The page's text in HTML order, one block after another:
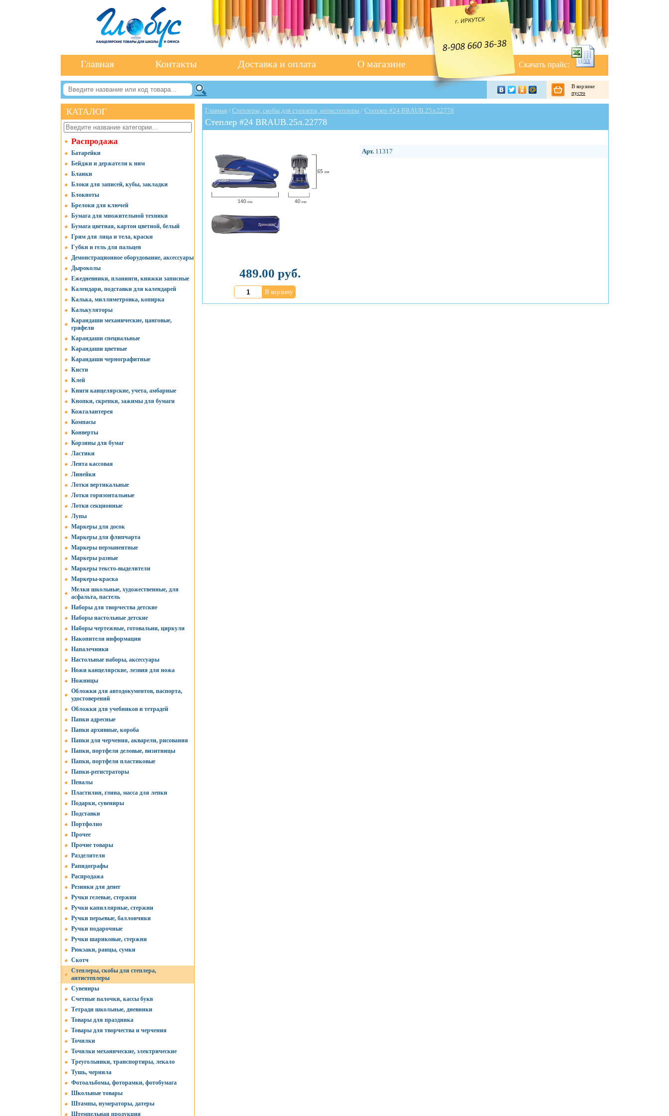
Скачать прайс:
Главная Контакты Доставка и оплата О магазине
В корзине
пусто
КАТАЛОГ
Распродажа
Батарейки
Бейджи и держатели к ним
Бланки
Блоки для записей, кубы, закладки
Блокноты
Брелоки для ключей
Бумага для множительной техники
Бумага цветная, картон цветной, белый
Грим для лица и тела, краски
Губки и гель для пальцев
Демонстрационное оборудование, аксессуары
Дыроколы
Ежедневники, планинги, книжки записные
Календари, подставки для календарей
Калька, миллиметровка, копирка
Калькуляторы
Карандаши механические, цанговые,
грифели
Карандаши специальные
Карандаши цветные
Карандаши чернографитные
Кисти
Клей
Книги канцелярские, учета, амбарные
Кнопки, скрепки, зажимы для бумаги
Кожгалантерея
Компасы
Конверты
Корзины для бумаг
Ластики
Лента кассовая
Линейки
Лотки вертикальные
Лотки горизонтальные
Лотки секционные
Лупы
Маркеры для досок
Маркеры для флипчарта
Маркеры перманентные
Маркеры разные
Маркеры тексто-выделители
Маркеры-краска
Мелки школьные, художественные, для
асфальта, пастель
Наборы для творчества детские
Наборы настольные детские
Наборы чертежные, готовальни, циркули
Накопители информации
Напалечники
Настольные наборы, аксессуары
Ножи канцелярские, лезвия для ножа
Ножницы
Обложки для автодокументов, паспорта,
удостоверений
Обложки для учебников и тетрадей
Папки адресные
Папки архивные, короба
Папки для черчения, акварели, рисования
Папки, портфели деловые, визитницы
Папки, портфели пластиковые
Папки-регистраторы
Пеналы
Пластилин, глина, масса для лепки
Подарки, сувениры
Подставки
Портфолио
Прочее
Прочие товары
Разделители
Рапидографы
Распродажа
Резинки для денег
Ручки гелевые, стержни
Ручки капиллярные, стержни
Ручки перьевые, баллончики
Ручки подарочные
Ручки шариковые, стержни
Рюкзаки, ранцы, сумки
Скотч
Степлеры, скобы для степлера,
антистеплеры
Сувениры
Счетные палочки, кассы букв
Тетради школьные, дневники
Товары для праздника
Товары для творчества и черчения
Точилки
Точилки механические, электрические
Треугольники, транспортиры, лекало
Тушь, чернила
Фотоальбомы, фоторамки, фотобумага
Школьные товары
Штампы, нумераторы, датеры
Штемпельная продукция
Главная / Степлеры, скобы для степлера, антистеплеры / Степлер #24 BRAUB.25л.22778
Степлер #24 BRAUB.25л.22778
Арт. 11317
489.00 руб.
В корзину